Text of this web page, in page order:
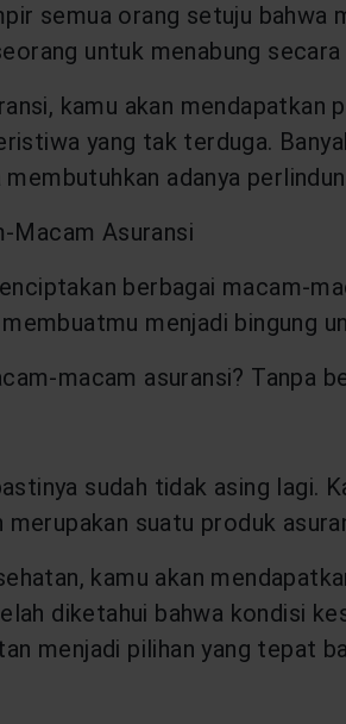
semua orang setuju bahwa
untuk menabung
kamu akan
yang tak terduga.
adanya
Macam Asuransi
berbagai macam-
menjadi bingung
macam asuransi? Tanpa
sudah tidak asing lagi.
suatu produk
kamu akan
diketahui bahwa kondisi
menjadi pilihan yang tepat